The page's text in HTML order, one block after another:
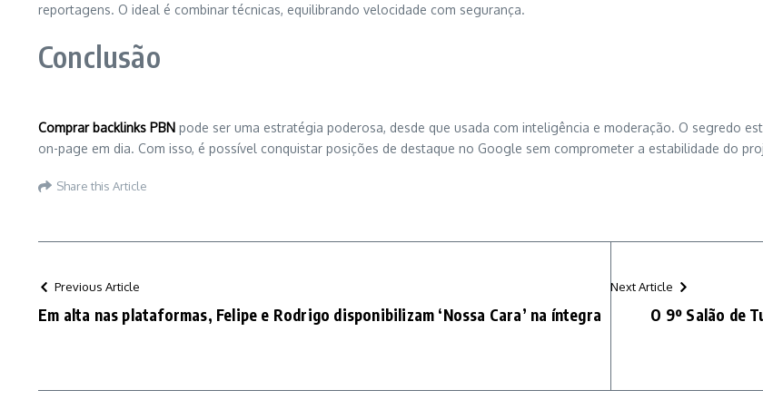
reportagens. O ideal é combinar técnicas, equilibrando velocidade com segurança.
Conclusão
Comprar backlinks PBN pode ser uma estratégia poderosa, desde que usada com inteligência e moderação. O segredo
on-page em dia. Com isso, é possível conquistar posições de destaque no Google sem comprometer a estabilidade do
Share this Article
Previous Article
Em alta nas plataformas, Felipe e Rodrigo disponibilizam ‘Nossa Cara’ na íntegra
Next Article
O 9º Salão de